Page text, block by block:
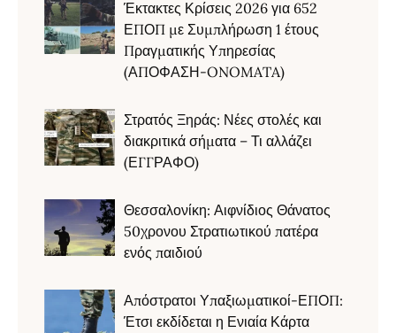
Έκτακτες Κρίσεις 2026 για 652
ΕΠΟΠ με Συμπλήρωση 1 έτους
Πραγματικής Υπηρεσίας
(ΑΠΟΦΑΣΗ-ONOMATA)
Στρατός Ξηράς: Νέες στολές και
διακριτικά σήματα – Τι αλλάζει
(ΕΓΓΡΑΦΟ)
Θεσσαλονίκη: Αιφνίδιος Θάνατος
50χρονου Στρατιωτικού πατέρα
ενός παιδιού
Απόστρατοι Υπαξιωματικοί-ΕΠΟΠ:
Έτσι εκδίδεται η Ενιαία Κάρτα